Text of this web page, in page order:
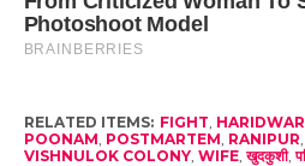
RELATED ITEMS: FIGHT HARIDWAR
POONAM POSTMARTEM RANIPUR
VISHNULOK COLONY, WIFE,खुदकुशी,